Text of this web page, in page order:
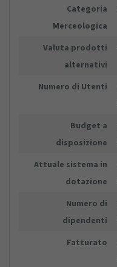
Categoria
Merceologica
Valuta prodotti
alternativi
Numero di Utenti
Budget a
disposizione
Attuale sistema in
dotazione
Numero di
dipendenti
Fatturato